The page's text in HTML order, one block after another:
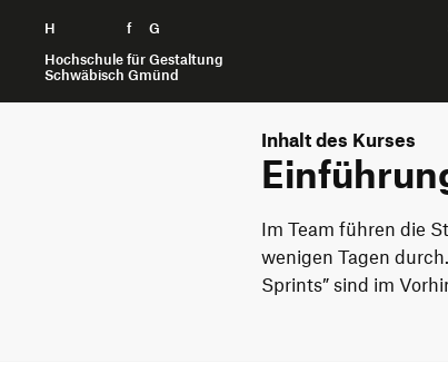
H f
G
Hochschule für Gestaltung
Schwäbisch Gmünd
Zum Seiteninhalt springen
Inhalt des Kurses
Im Team führen die
wenigen Tagen
Sprints” sind im